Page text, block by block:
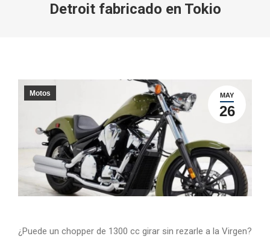
Detroit fabricado en Tokio
MAY
26
Motos
¿Puede un chopper de 1300 cc girar sin rezarle a la Virgen?